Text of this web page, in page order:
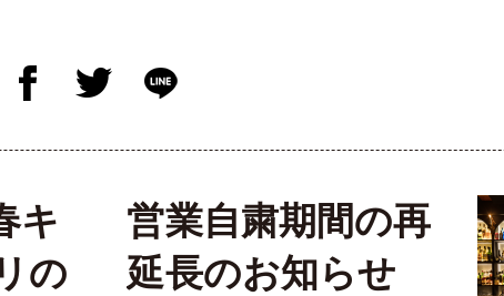
キ
の
営業自粛期間の再
延長のお知らせ